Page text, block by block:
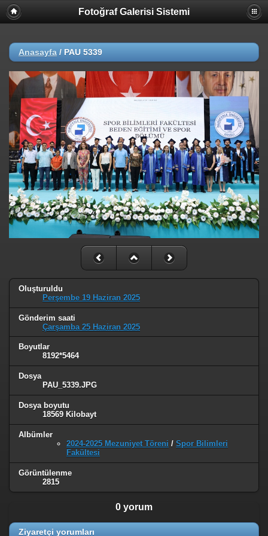
Fotoğraf Galerisi Sistemi
Anasayfa / PAU 5339
Oluşturuldu
Perşembe 19 Haziran 2025
Gönderim saati
Çarşamba 25 Haziran 2025
Boyutlar
8192*5464
Dosya
PAU_5339.JPG
Dosya boyutu
18569 Kilobayt
Albümler
2024-2025 Mezuniyet Töreni / Spor Bilimleri
Fakültesi
Görüntülenme
2815
0 yorum
Ziyaretçi yorumları